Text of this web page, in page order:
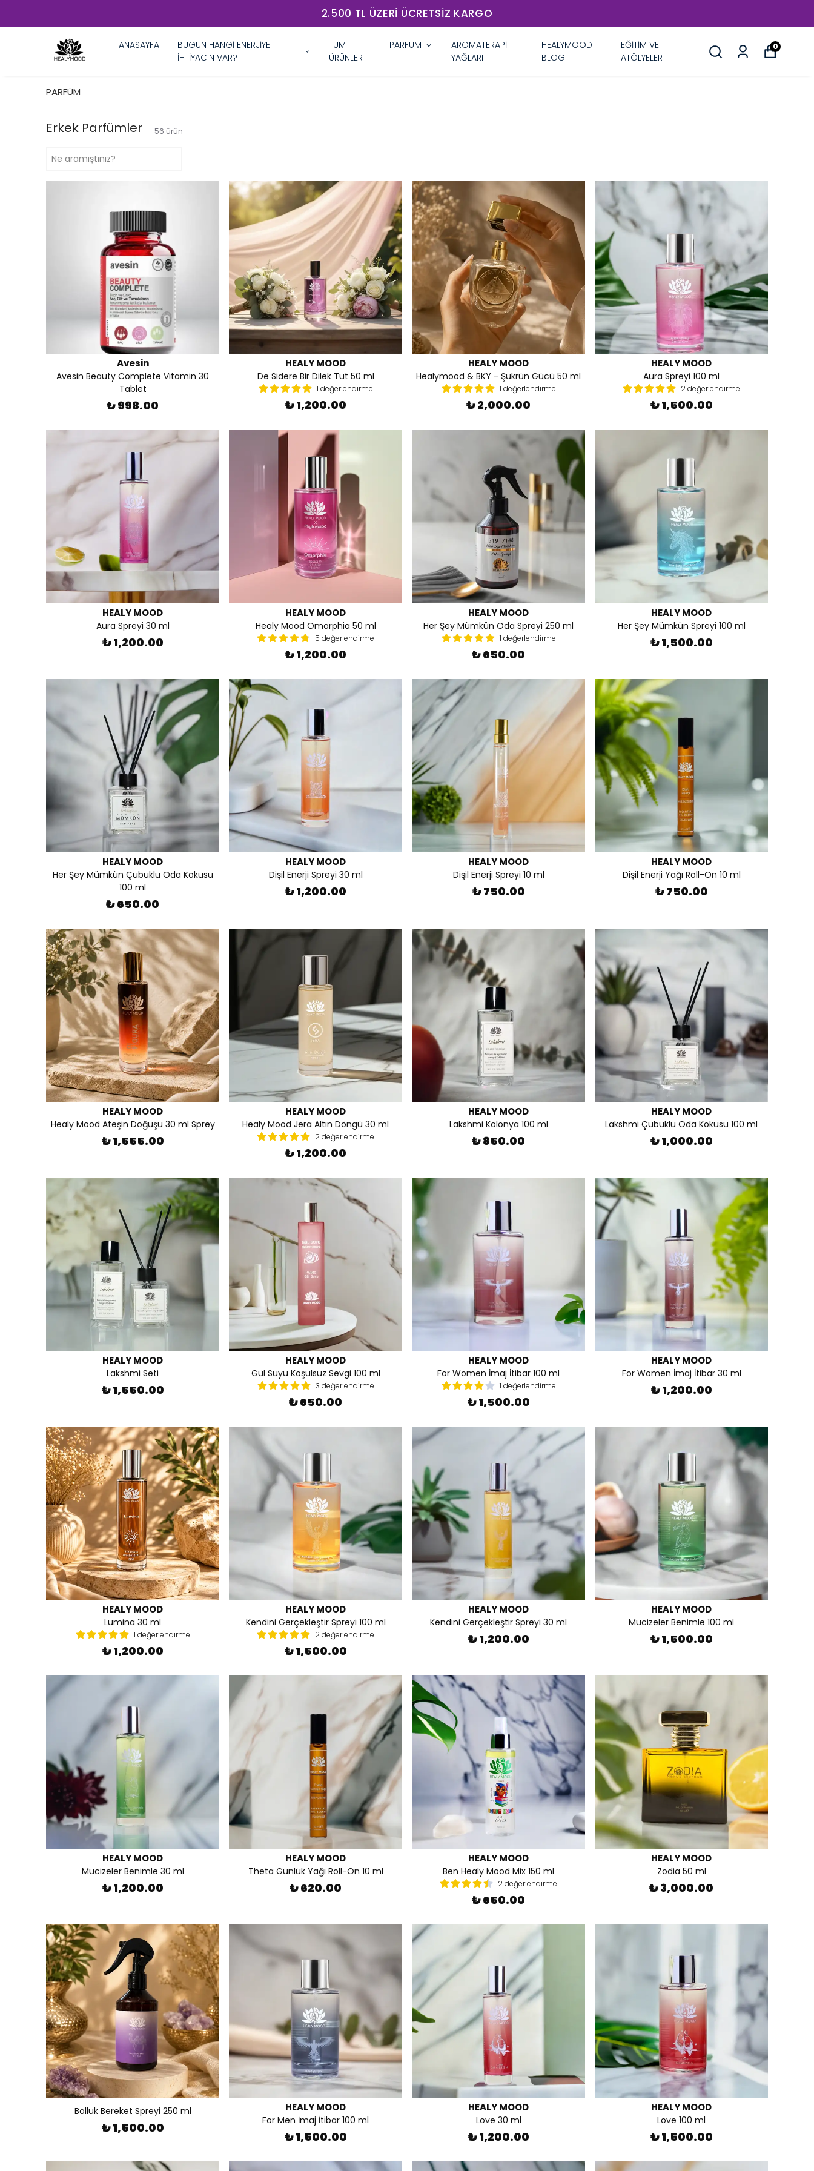
2.500 TL ÜZERI ÜCRETSIZ KARGO
ANASAYFA
BUGÜN HANGİ ENERJİYE
İHTİYACIN VAR?
TÜM
ÜRÜNLER
PARFÜM
AROMATERAPİ
YAĞLARI
HEALYMOOD
BLOG
EĞİTİM VE
ATÖLYELER
0
PARFÜM
Erkek Parfümler 56 ürün
Avesin
Avesin Beauty Complete Vitamin 30
Tablet
₺ 998.00
HEALY MOOD
De Sidere Bir Dilek Tut 50 ml
1 değerlendirme
₺ 1,200.00
HEALY MOOD
Healymood & BKY - Şükrün Gücü 50 ml
1 değerlendirme
₺ 2,000.00
HEALY MOOD
Aura Spreyi 100 ml
2 değerlendirme
₺ 1,500.00
HEALY MOOD
Aura Spreyi 30 ml
₺ 1,200.00
HEALY MOOD
Healy Mood Omorphia 50 ml
5 değerlendirme
₺ 1,200.00
HEALY MOOD
Her Şey Mümkün Oda Spreyi 250 ml
1 değerlendirme
₺ 650.00
HEALY MOOD
Her Şey Mümkün Spreyi 100 ml
₺ 1,500.00
HEALY MOOD
Her Şey Mümkün Çubuklu Oda Kokusu
100 ml
₺ 650.00
HEALY MOOD
Dişil Enerji Spreyi 30 ml
₺ 1,200.00
HEALY MOOD
Dişil Enerji Spreyi 10 ml
₺ 750.00
HEALY MOOD
Dişil Enerji Yağı Roll-On 10 ml
₺ 750.00
HEALY MOOD
Healy Mood Ateşin Doğuşu 30 ml Sprey
₺ 1,555.00
HEALY MOOD
Healy Mood Jera Altın Döngü 30 ml
2 değerlendirme
₺ 1,200.00
HEALY MOOD
Lakshmi Kolonya 100 ml
₺ 850.00
HEALY MOOD
Lakshmi Çubuklu Oda Kokusu 100 ml
₺ 1,000.00
HEALY MOOD
Lakshmi Seti
₺ 1,550.00
HEALY MOOD
Gül Suyu Koşulsuz Sevgi 100 ml
3 değerlendirme
₺ 650.00
HEALY MOOD
For Women İmaj İtibar 100 ml
1 değerlendirme
₺ 1,500.00
HEALY MOOD
For Women İmaj İtibar 30 ml
₺ 1,200.00
HEALY MOOD
Lumina 30 ml
1 değerlendirme
₺ 1,200.00
HEALY MOOD
Kendini Gerçekleştir Spreyi 100 ml
2 değerlendirme
₺ 1,500.00
HEALY MOOD
Kendini Gerçekleştir Spreyi 30 ml
₺ 1,200.00
HEALY MOOD
Mucizeler Benimle 100 ml
₺ 1,500.00
HEALY MOOD
Mucizeler Benimle 30 ml
₺ 1,200.00
HEALY MOOD
Theta Günlük Yağı Roll-On 10 ml
₺ 620.00
HEALY MOOD
Ben Healy Mood Mix 150 ml
2 değerlendirme
₺ 650.00
HEALY MOOD
Zodia 50 ml
₺ 3,000.00
Bolluk Bereket Spreyi 250 ml
₺ 1,500.00
HEALY MOOD
For Men İmaj İtibar 100 ml
₺ 1,500.00
HEALY MOOD
Love 30 ml
₺ 1,200.00
HEALY MOOD
Love 100 ml
₺ 1,500.00